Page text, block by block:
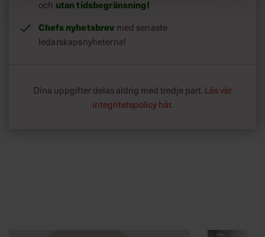
och utan tidsbegränsning!
Chefs nyhetsbrev med senaste
ledarskapsnyheterna!
Dina uppgifter delas aldrig med tredje part. Läs vår
integritetspolicy här.